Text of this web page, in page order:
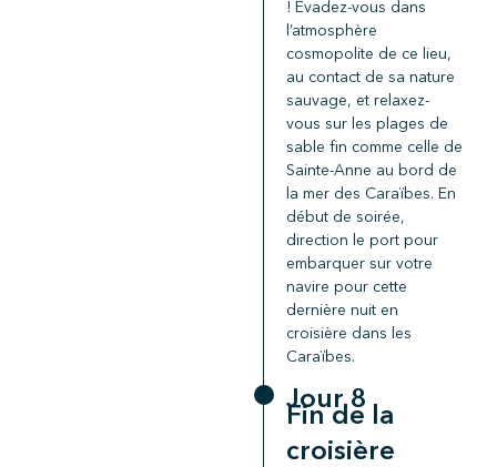
! Évadez-vous dans
l’atmosphère
cosmopolite de ce lieu,
au contact de sa nature
sauvage, et relaxez-
vous sur les plages de
sable fin comme celle de
Sainte-Anne au bord de
la mer des Caraïbes. En
début de soirée,
direction le port pour
embarquer sur votre
navire pour cette
dernière nuit en
croisière dans les
Caraïbes.
Jour 8
Fin de la
croisière